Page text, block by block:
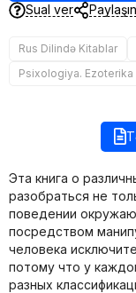
Sual ver Paylaşın
Rus Dilində Kitablar
Psixologiya. Ezoterika
Эта книга о
разобраться не
поведении
посредством
человека
потому что у
разных